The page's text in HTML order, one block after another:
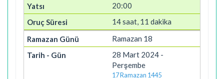
20:00
14 saat, 11 dakika
Ramazan 18
28 Mart 2024 -
Perşembe
17 Ramazan 1445